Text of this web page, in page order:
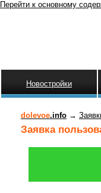
Перейти к основному
Новостройки
dolevoe.info →
Заявка